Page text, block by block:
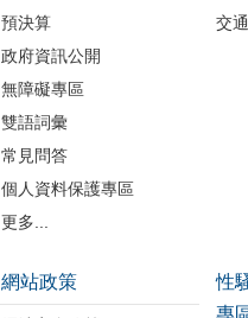
預決算
政府資訊公開
無障礙專區
雙語詞彙
常見問答
個人資料保護專區
更多...
交
網站政策
性
專